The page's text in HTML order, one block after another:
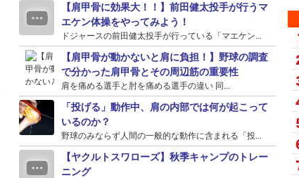
【肩甲骨に効果大！！】前田健太投手が行うマ
エケン体操をやってみよう！
ドジャースの前田健太投手が行っている「マエケン...
【肩甲骨が動かないと肩に負担！】野球の調査
で分かった肩甲骨とその周辺筋の重要性
肩を痛める選手と肘を痛める選手の違い 同...
「投げる」動作中、肩の内部では何が起こって
いるのか？
野球のみならず人間の一般的な動作に含まれる「投...
【ヤクルトスワローズ】秋季キャンプのトレー
ニング